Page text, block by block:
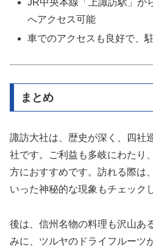
へアクセス可能
車でのアクセスも良好で、
まとめ
諏訪大社は、歴史が深く、四社
社です。ご利益も多岐にわたり
方におすすめです。訪れる際は
いった神秘的な現象もチェック
後は、信州名物の料理も沢山あ
みに、ツルヤのドライフルーツ